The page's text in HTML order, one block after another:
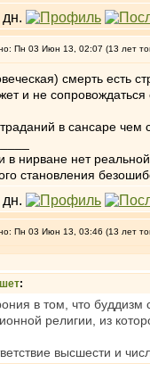
Пн 03 Июн 13, 02:07 (13 лет
смерть есть
и не
в сансаре
в нирване нет
становления
Пн 03 Июн 13, 03:46 (13 лет
:
в том, что буддизм
религии, из
высшести и